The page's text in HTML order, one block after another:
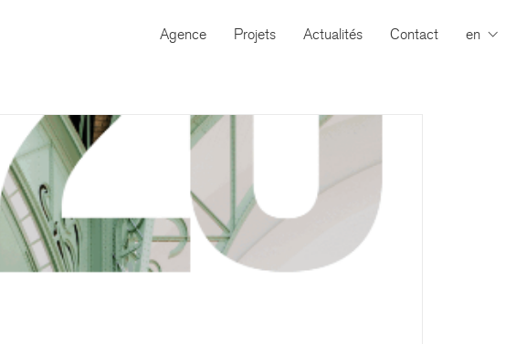
Agence Projets Actualités Contact en